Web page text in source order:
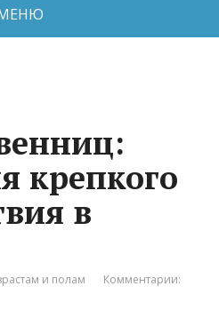
крепкого
в
и полам
Комментарии: